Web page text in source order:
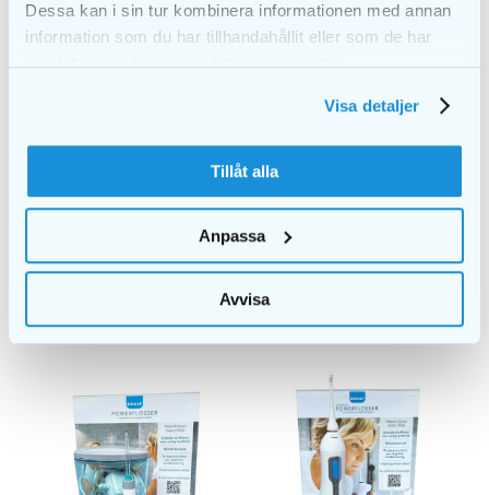
Dessa kan i sin tur kombinera informationen med annan
information som du har tillhandahållit eller som de har
samlat in när du har använt deras tjänster.
Visa detaljer
Tillåt alla
Anpassa
Avvisa
produktstativ
DETALJER
PURE shine
produktstativ
DETALJER